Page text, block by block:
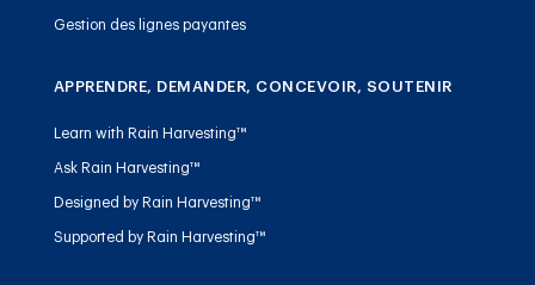
Gestion des lignes payantes
APPRENDRE, DEMANDER, CONCEVOIR, SOUTENIR
Learn with Rain Harvesting™
Ask Rain Harvesting™
Designed by Rain Harvesting™
Supported by Rain Harvesting™